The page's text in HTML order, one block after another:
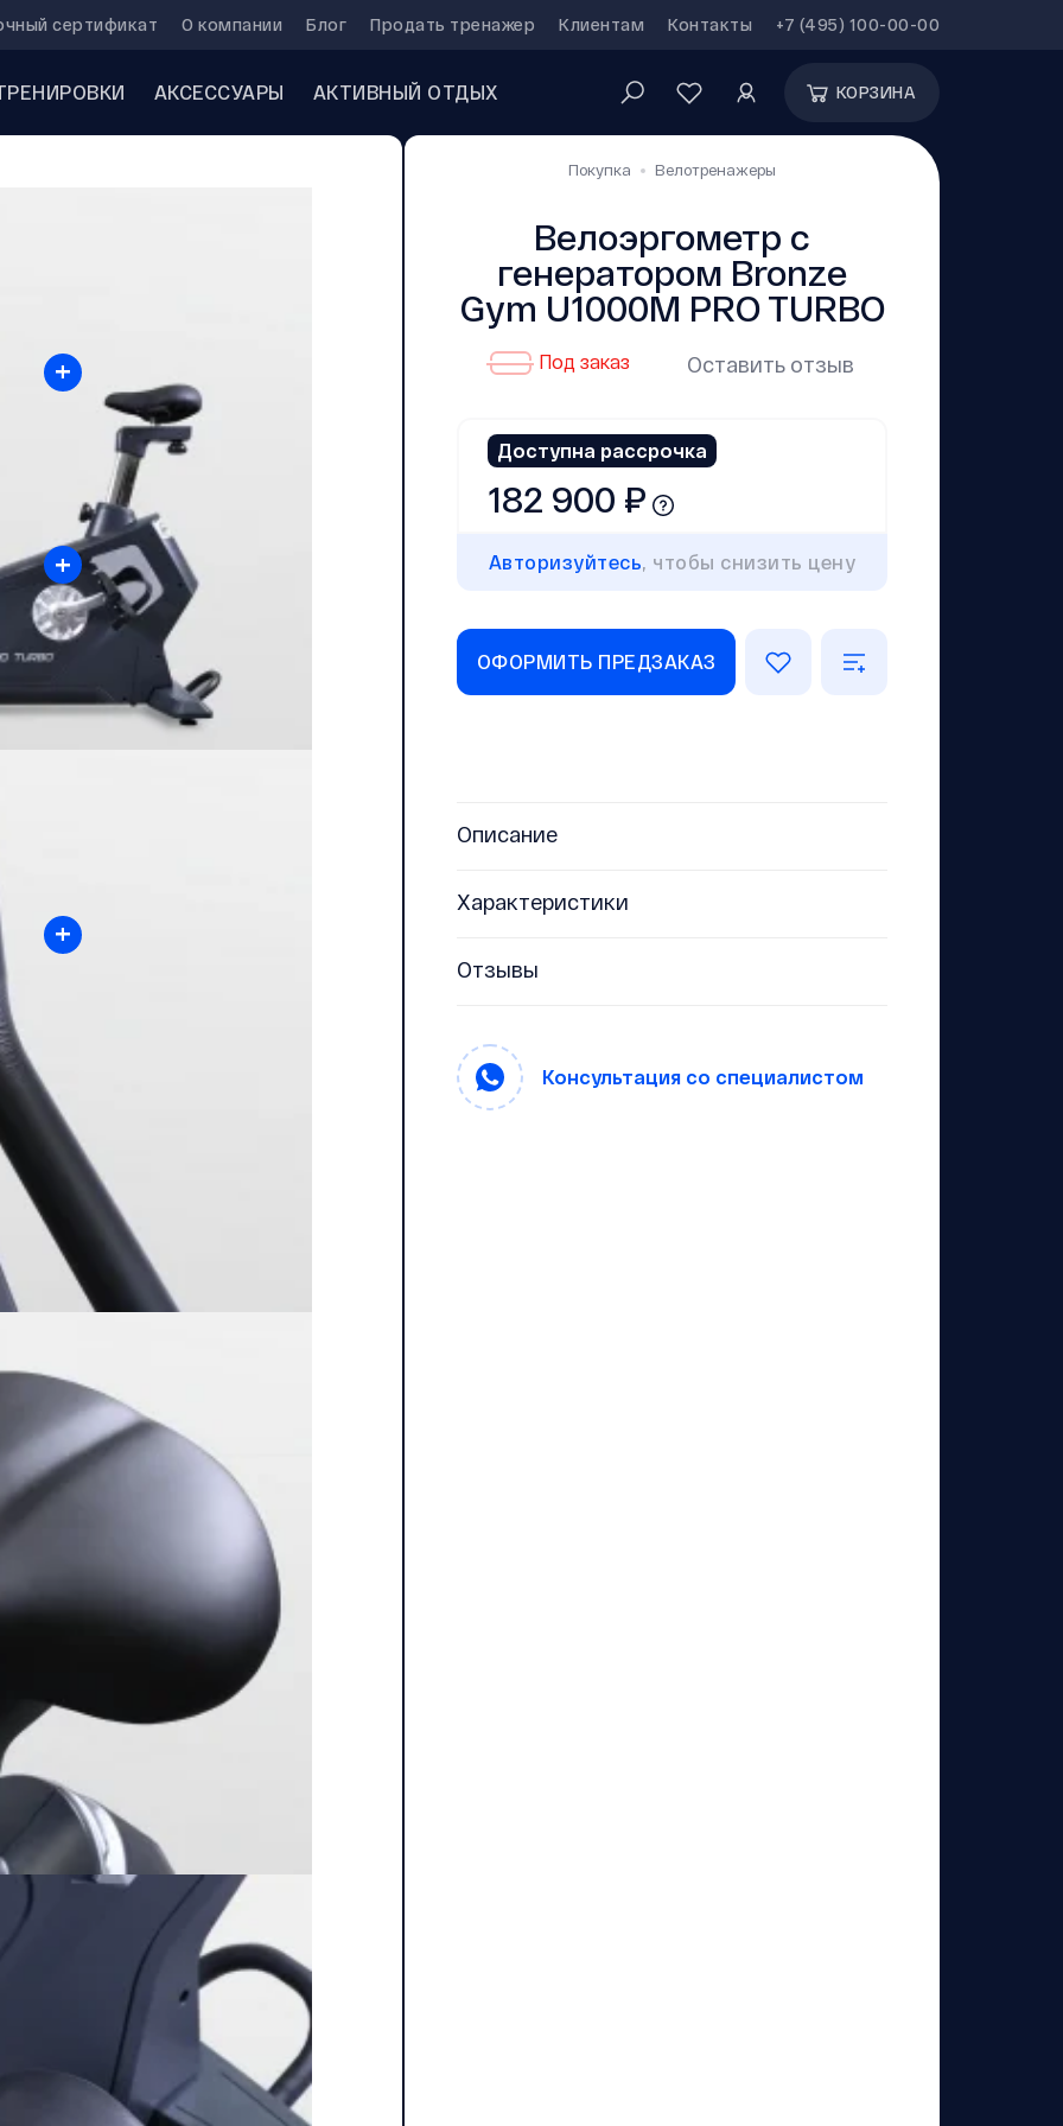
сертификат О компании Блог Продать тренажер Клиентам Контакты +7 (495) 100-00-00
АКСЕССУАРЫ АКТИВНЫЙ ОТДЫХ КОРЗИНА
+
+
+
Покупка Велотренажеры
Велоэргометр с
генератором Bronze
Gym U1000M PRO TURBO
Под заказ Оставить отзыв
Доступна рассрочка
182 900 ₽
Авторизуйтесь, чтобы снизить цену
ОФОРМИТЬ ПРЕДЗАКАЗ
Описание
Характеристики
Отзывы
Консультация со специалистом